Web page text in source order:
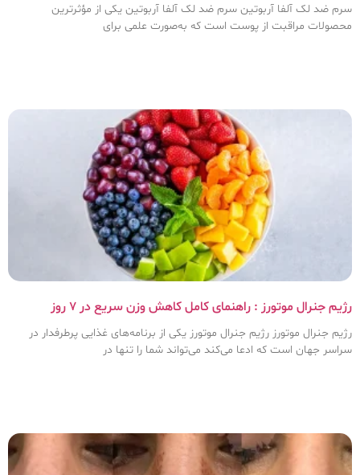
سرم ضد لک آلفا آربوتین سرم ضد لک آلفا آربوتین یکی از مؤثرترین
محصولات مراقبت از پوست است که به‌صورت علمی برای
رژیم جنرال موتورز : راهنمای کامل کاهش وزن سریع در ۷ روز
رژیم جنرال موتورز رژیم جنرال موتورز یکی از برنامه‌های غذایی پرطرفدار در
سراسر جهان است که ادعا می‌کند می‌تواند شما را تنها در